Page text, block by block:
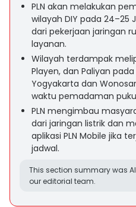
PLN akan melakukan
wilayah DIY pada 24–25
dari pekerjaan jaringan
layanan.
Wilayah terdampak
Playen, dan Paliyan
Yogyakarta dan
waktu pemadaman pukul
PLN mengimbau
dari jaringan listrik dan
aplikasi PLN Mobile jika
jadwal.
This section summary was
our editorial team.